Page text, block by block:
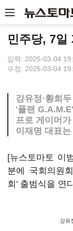
민주당, 7일
입력: 2025-03-04
수정: 2025-03-04
강유정·황희
'플랜
프로 게이머
이재명 대표
[뉴스토마토 이
분에 국회의원
회' 출범식을 연
강유